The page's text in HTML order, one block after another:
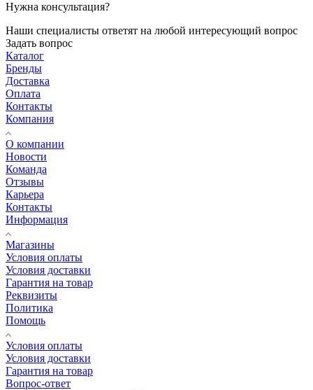
Нужна консультация?
Наши специалисты ответят на любой интересующий вопрос
Задать вопрос
Каталог
Бренды
Доставка
Оплата
Контакты
Компания
О компании
Новости
Команда
Отзывы
Карьера
Контакты
Информация
Магазины
Условия оплаты
Условия доставки
Гарантия на товар
Реквизиты
Политика
Помощь
Условия оплаты
Условия доставки
Гарантия на товар
Вопрос-ответ